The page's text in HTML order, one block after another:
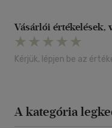
Vásárlói értékelések,
Kérjük, lépjen be az
A kategória